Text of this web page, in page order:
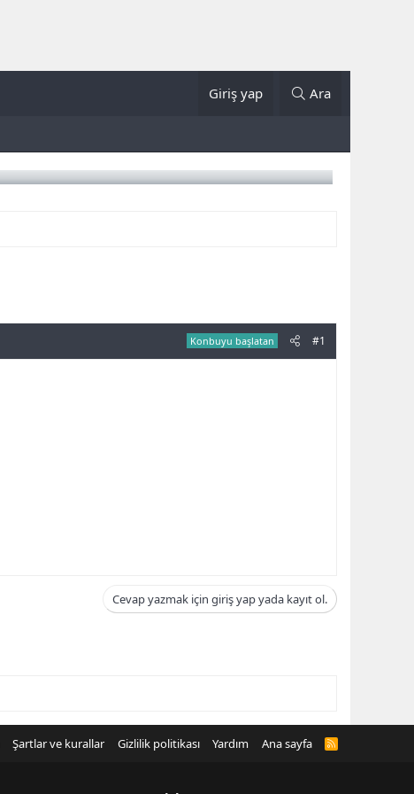
Giriş yap Ara
Konbuyu başlatan #1
Cevap yazmak için giriş yap yada kayıt ol.
Şartlar ve kurallar Gizlilik politikası Yardım Ana sayfa
R